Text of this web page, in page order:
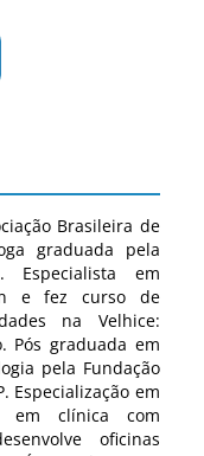
Brasileira de
graduada pela
Especialista em
e fez curso de
na Velhice:
Pós graduada em
pela Fundação
Especialização em
em clínica com
oficinas